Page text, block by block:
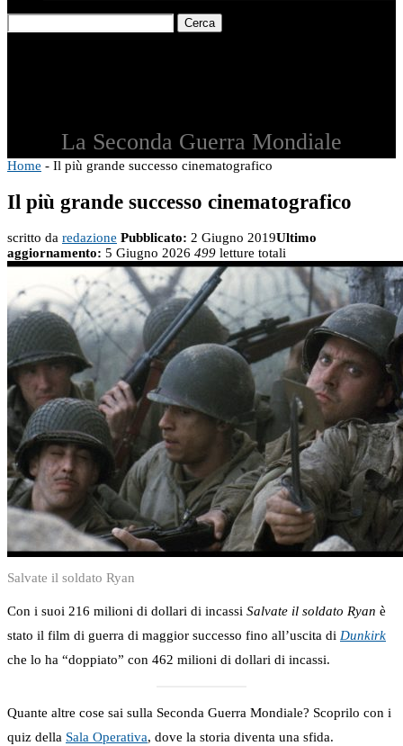
Cerca
La Seconda Guerra Mondiale
Home - Il più grande successo cinematografico
Il più grande successo cinematografico
scritto da redazione Pubblicato: 2 Giugno 2019Ultimo
aggiornamento: 5 Giugno 2026 499 letture totali
Salvate il soldato Ryan
Con i suoi 216 milioni di dollari di incassi Salvate il soldato Ryan è
stato il film di guerra di maggior successo fino all’uscita di Dunkirk
che lo ha “doppiato” con 462 milioni di dollari di incassi.
Quante altre cose sai sulla Seconda Guerra Mondiale? Scoprilo con i
quiz della Sala Operativa, dove la storia diventa una sfida.